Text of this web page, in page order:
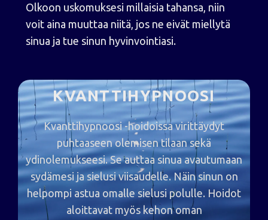
Olkoon uskomuksesi millaisia tahansa, niin
voit aina muuttaa niitä, jos ne eivät miellytä
sinua ja tue sinun hyvinvointiasi.
KVANTTIHYPNOOSI
Kvanttihypnoosi -hoidoissa virittäydyt
puhtaaseen olemisen tilaan sekä
ydinolemukseesi. Se auttaa sinua avautumaan
sydämesi ja sielusi viisaudelle. Näin sinun on
helpompi astua omalle sielusi polulle. Hoidot
aloittavat myös kehon oman